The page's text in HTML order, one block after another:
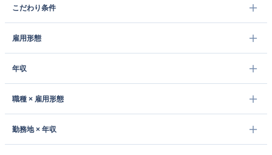
こだわり条件
雇用形態
年収
職種 × 雇用形態
勤務地 × 年収